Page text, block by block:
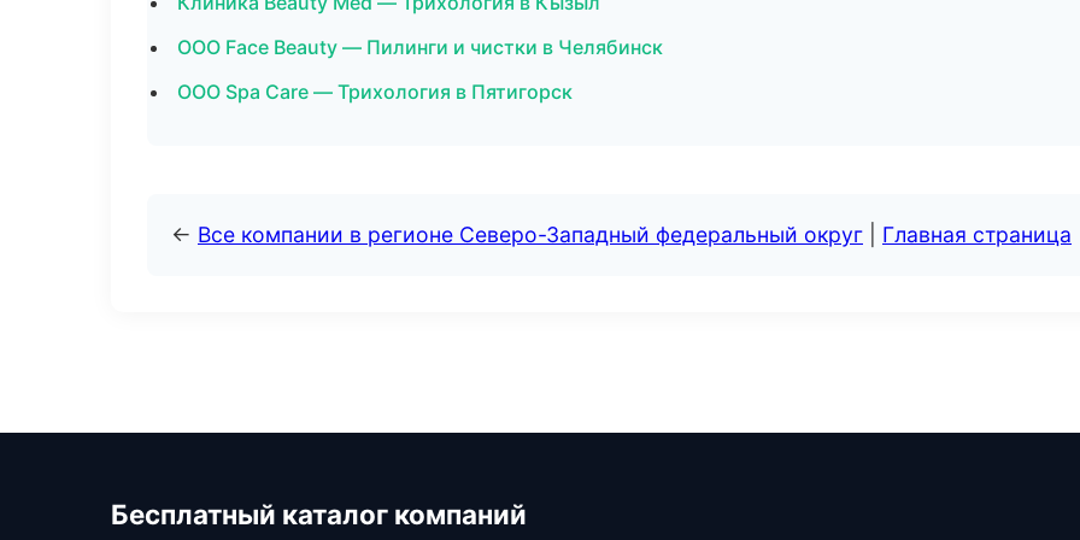
ООО Face Beauty — Пилинги и чистки в Челябинск
ООО Spa Care — Трихология в Пятигорск
← Все компании в регионе Северо-Западный федеральный округ Главная страница
Бесплатный каталог компаний